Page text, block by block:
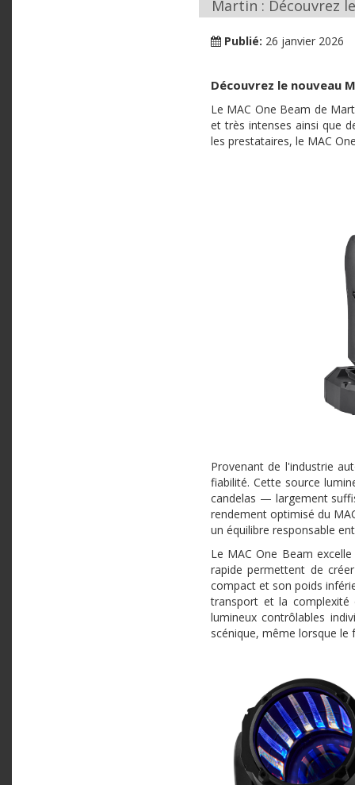
Martin : Découvrez
Publié: 26 janvier 2026
Découvrez le nouveau
Le MAC One Beam de
et très intenses ainsi que
les prestataires, le MAC
Provenant de l'industrie
fiabilité. Cette source
candelas — largement
rendement optimisé du
un équilibre responsable
Le MAC One Beam
rapide permettent de
compact et son poids
transport et la complexité
lumineux contrôlables
scénique, même lorsque le